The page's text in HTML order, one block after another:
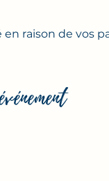
en raison de vos